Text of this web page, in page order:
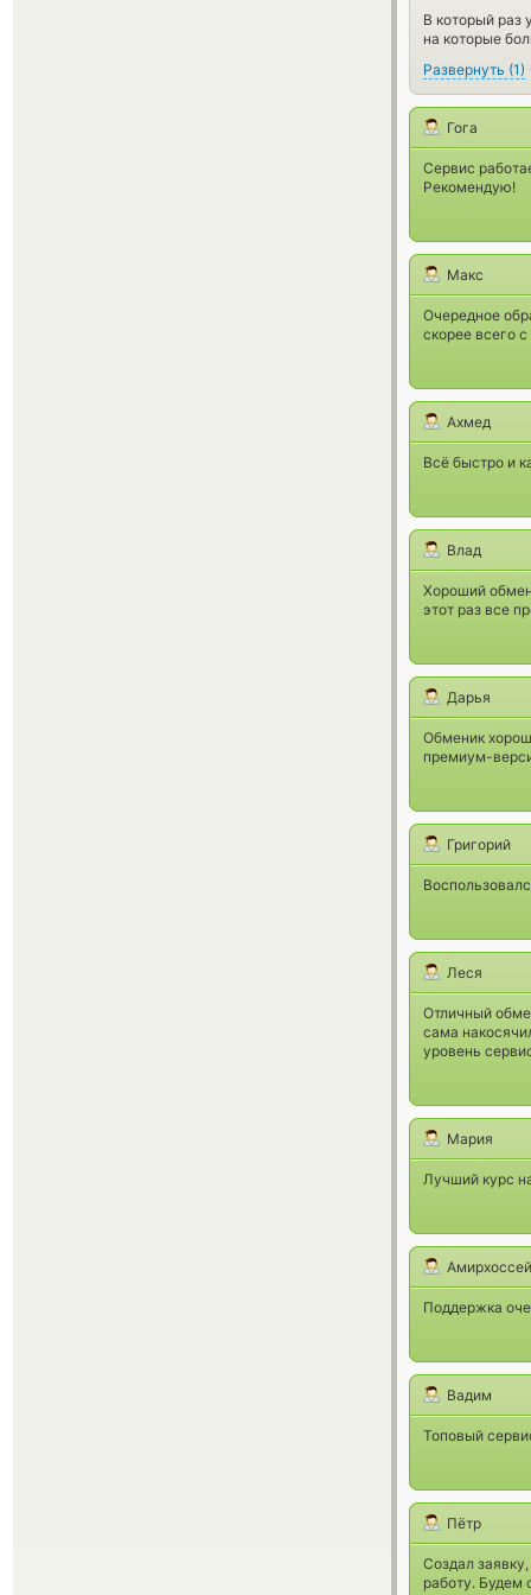
В который раз
на которые
Развернуть (1)
Гога
Сервис
Рекомендую!
Макс
Очередное
скорее всего
Ахмед
Всё быстро и
Влад
Хороший
этот раз все
Дарья
Обменик
премиум-
Григорий
Леся
Отличный
сама
уровень
Мария
Лучший курс
Поддержка
Вадим
Топовый
Пётр
Создал
работу. Будем